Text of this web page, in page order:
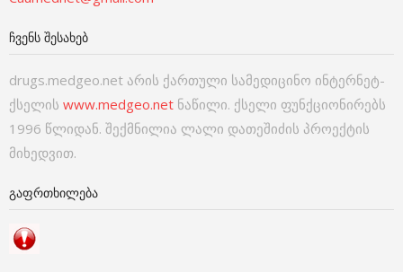
ᲩᲕᲔᲜᲡ ᲨᲔᲡᲐᲮᲔᲑ
drugs.medgeo.net არის ქართული სამედიცინო ინტერნეტ-
ქსელის www.medgeo.net ნაწილი. ქსელი ფუნქციონირებს
1996 წლიდან. შექმნილია ლალი დათეშიძის პროექტის
მიხედვით.
ᲒᲐᲤᲠᲗᲮᲘᲚᲔᲑᲐ